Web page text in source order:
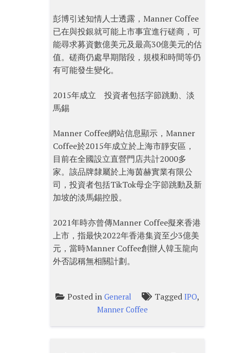
彭博引述知情人士透露，Manner Coffee
已在與投銀就可能上市事宜進行磋商，可
能尋求募資數億美元及最高30億美元的估
值。磋商仍處早期階段，規模和時間等仍
有可能發生變化。
2015年成立 投資者包括字節跳動、淡
馬錫
Manner Coffee網站信息顯示，Manner
Coffee於2015年成立於上海市靜安區，
目前在全國設立直營門店共計2000多
家。該品牌隸屬於上海茵赫實業有限公
司，投資者包括TikTok母企字節跳動及新
加坡的淡馬錫控股。
2021年時亦曾傳Manner Coffee擬來香港
上市，指最快2022年香港集資至少3億美
元，當時Manner Coffee創辦人韓玉龍向
外否認稱無相關計劃。
Posted in General Tagged IPO,
Manner Coffee